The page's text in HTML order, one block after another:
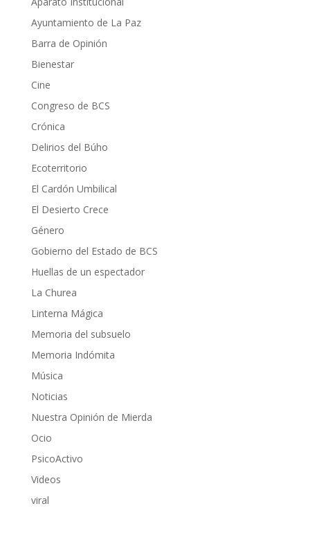
Ayuntamiento de La Paz
Barra de Opinión
Bienestar
Cine
Congreso de BCS
Crónica
Delirios del Búho
Ecoterritorio
El Cardón Umbilical
El Desierto Crece
Género
Gobierno del Estado de BCS
Huellas de un espectador
La Churea
Linterna Mágica
Memoria del subsuelo
Memoria Indómita
Música
Noticias
Nuestra Opinión de Mierda
Ocio
PsicoActivo
Videos
viral